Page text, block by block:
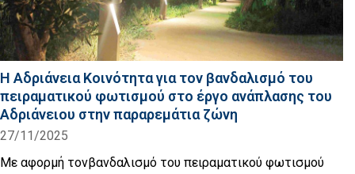
Η Αδριάνεια Κοινότητα για τον βανδαλισμό του
πειραματικού φωτισμού στο έργο ανάπλασης του
Αδριάνειου στην παραρεμάτια ζώνη
27/11/2025
Με αφορμή τονβανδαλισμό του πειραματικού φωτισμού